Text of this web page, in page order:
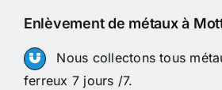
Enlèvement de métaux à
Nous collectons tous
ferreux 7 jours /7.